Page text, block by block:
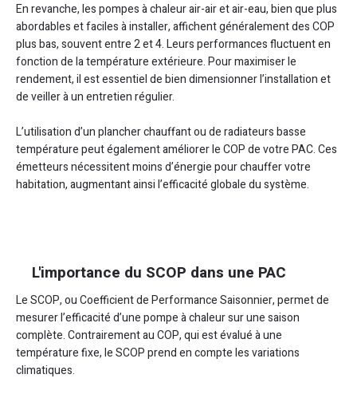
En revanche, les pompes à chaleur air-air et air-eau, bien que plus
abordables et faciles à installer, affichent généralement des COP
plus bas, souvent entre 2 et 4. Leurs performances fluctuent en
fonction de la température extérieure. Pour maximiser le
rendement, il est essentiel de bien dimensionner l’installation et
de veiller à un entretien régulier.
L’utilisation d’un plancher chauffant ou de radiateurs basse
température peut également améliorer le COP de votre PAC. Ces
émetteurs nécessitent moins d’énergie pour chauffer votre
habitation, augmentant ainsi l’efficacité globale du système.
L'importance du SCOP dans une PAC
Le SCOP, ou Coefficient de Performance Saisonnier, permet de
mesurer l’efficacité d’une pompe à chaleur sur une saison
complète. Contrairement au COP, qui est évalué à une
température fixe, le SCOP prend en compte les variations
climatiques.